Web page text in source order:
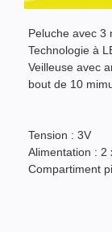
Peluche avec 3
Technologie à
Veilleuse avec
bout de 10
Tension : 3V
Alimentation : 2
Compartiment